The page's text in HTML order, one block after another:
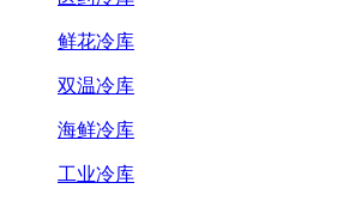
鲜花冷库
双温冷库
海鲜冷库
工业冷库